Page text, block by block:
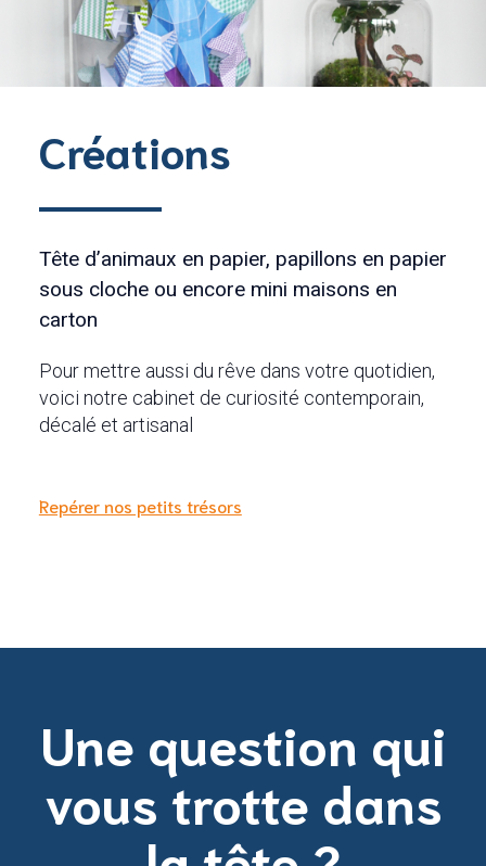
Créations
Tête d’animaux en papier, papillons en papier
sous cloche ou encore mini maisons en
carton
Pour mettre aussi du rêve dans votre quotidien,
voici notre cabinet de curiosité contemporain,
décalé et artisanal
Repérer nos petits trésors
Une question qui
vous trotte dans